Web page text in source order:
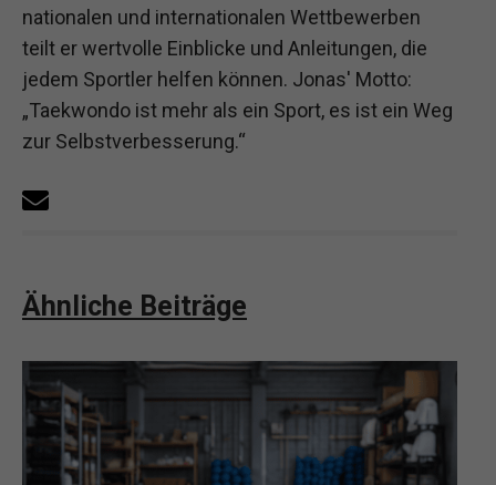
nationalen und internationalen Wettbewerben
teilt er wertvolle Einblicke und Anleitungen, die
jedem Sportler helfen können. Jonas' Motto:
„Taekwondo ist mehr als ein Sport, es ist ein Weg
zur Selbstverbesserung.“
Ähnliche Beiträge